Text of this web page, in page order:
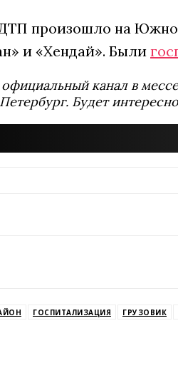
произошло на
и «Хендай». Были
канал в
Будет
ГОСПИТАЛИЗАЦИЯ ГРУЗОВИК